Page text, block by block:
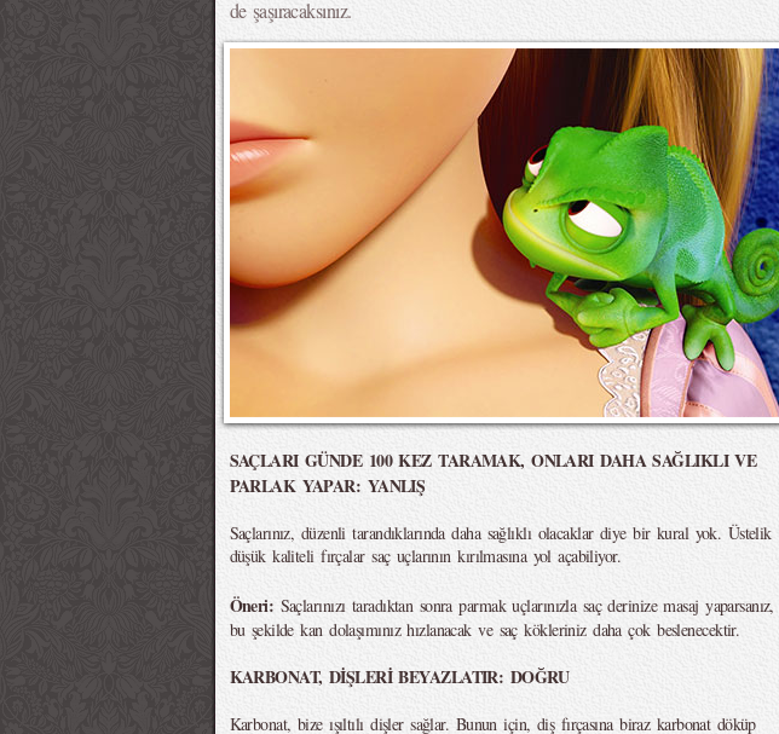
de şaşıracaksınız.
SAÇLARI GÜNDE 100 KEZ TARAMAK, ONLARI DAHA SAĞLIKLI VE
PARLAK YAPAR: YANLIŞ
Saçlarınız, düzenli tarandıklarında daha sağlıklı olacaklar diye bir kural yok. Üstelik
düşük kaliteli fırçalar saç uçlarının kırılmasına yol açabiliyor.
Öneri: Saçlarınızı taradıktan sonra parmak uçlarınızla saç derinize masaj yaparsanız,
bu şekilde kan dolaşımınız hızlanacak ve saç kökleriniz daha çok beslenecektir.
KARBONAT, DİŞLERİ BEYAZLATIR: DOĞRU
Karbonat, bize ışıltılı dişler sağlar. Bunun için, diş fırçasına biraz karbonat döküp